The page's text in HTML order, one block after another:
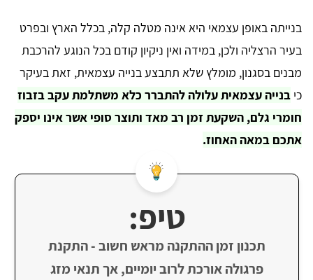
בנייתה באופן עצמאי היא אינה מטלה קלה, בכלל הארץ ובפרט
בעיר הרצליה ולכן, במידה ואין ניקיון קודם בכל הנוגע להרכבת
מבנים בסגנון, מומלץ שלא תתבצע בנייה עצמאית, זאת בעיקר
כי בנייה עצמאית עלולה להתברר כלא משתלמת עקב בזבוז
חומרי גלם, השקעת זמן רב מאד ותוצר סופי אשר אינו יספק
אתכם במאה האחוז.
טיפ:
תכנון זמן ההתקנה מראש חשוב - התקנת
פרגולה אורכת לרוב יומיים, אך תנאי מזג